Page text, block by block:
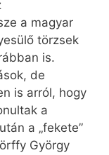
a magyar
törzsek
is.
de
is arról, hogy
a
a „fekete”
György